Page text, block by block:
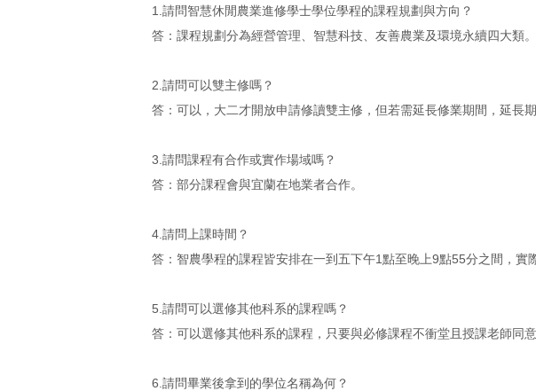
1.請問智慧休閒農業進修學士學位學程的課程規劃與方向？
答：課程規劃分為經營管理、智慧科技、友善農業及環境永續四大類。
2.請問可以雙主修嗎？
答：可以，大二才開放申請修讀雙主修，但若需延長修業期間，延長
3.請問課程有合作或實作場域嗎？
答：部分課程會與宜蘭在地業者合作。
4.請問上課時間？
答：智農學程的課程皆安排在一到五下午1點至晚上9點55分之間，實
5.請問可以選修其他科系的課程嗎？
答：可以選修其他科系的課程，只要與必修課程不衝堂且授課老師同意
6.請問畢業後拿到的學位名稱為何？